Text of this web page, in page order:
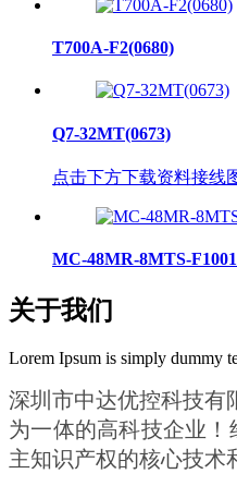
T700A-F2(0680)
Q7-32MT(0673)
点击下方下载资料接线
MC-48MR-8MTS-
关于我们
Lorem Ipsum is simply dummy
深圳市中达优控科技有
为一体的高科技企业
主知识产权的核心技术